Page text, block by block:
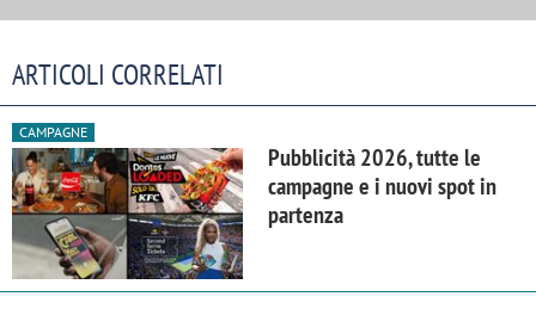
ARTICOLI CORRELATI
CAMPAGNE
Pubblicità 2026, tutte le
campagne e i nuovi spot in
partenza